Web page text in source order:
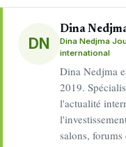
DN
Dina
Dina Nedjma
international
Dina Nedjma
2019.
l'actualité
salons, forums